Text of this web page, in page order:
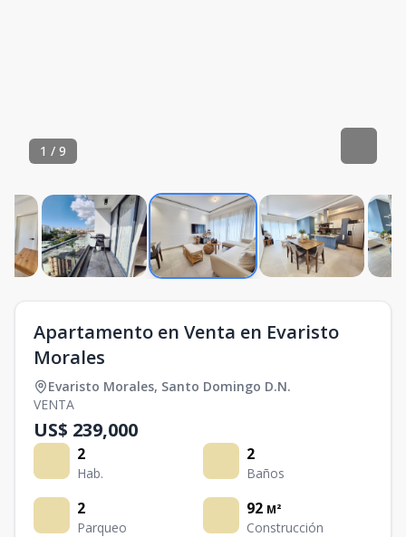
1 / 9
Apartamento en Venta en Evaristo
Morales
Evaristo Morales, Santo Domingo D.N.
VENTA
US$ 239,000
2
Hab.
2
Baños
2
Parqueo
92 M²
Construcción